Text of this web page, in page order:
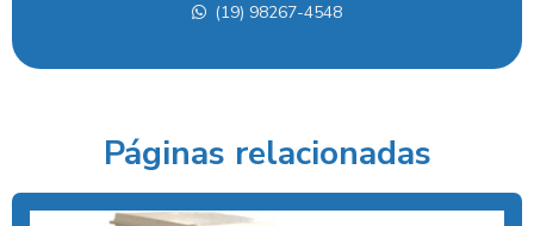
Aspirador de carros para lava rapido
Aspirador de carros portátil preço
Aspirador de carros profissional
Aspirador com cobrança por pix para posto
(19) 98267-4548
Páginas relacionadas